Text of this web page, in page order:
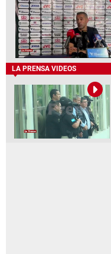
LA PRENSA VIDEOS